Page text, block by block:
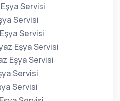
Servisi
Servisi
Servisi
Eşya Servisi
Eşya Servisi
Servisi
Servisi